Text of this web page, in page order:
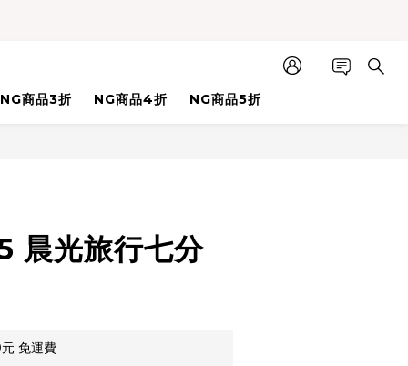
NG商品3折 NG商品4折 NG商品5折
晨光旅行七分
免運費